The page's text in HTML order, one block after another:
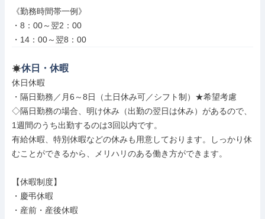
《勤務時間帯一例》
・8：00～翌2：00
・14：00～翌8：00
休日・休暇
休日休暇
・隔日勤務／月6～8日（土日休み可／シフト制）★希望考慮
◇隔日勤務の場合、明け休み（出勤の翌日は休み）があるので、
1週間のうち出勤するのは3回以内です。
有給休暇、特別休暇などの休みも用意しております。しっかり休
むことができるから、メリハリのある働き方ができます。
【休暇制度】
・慶弔休暇
・産前・産後休暇